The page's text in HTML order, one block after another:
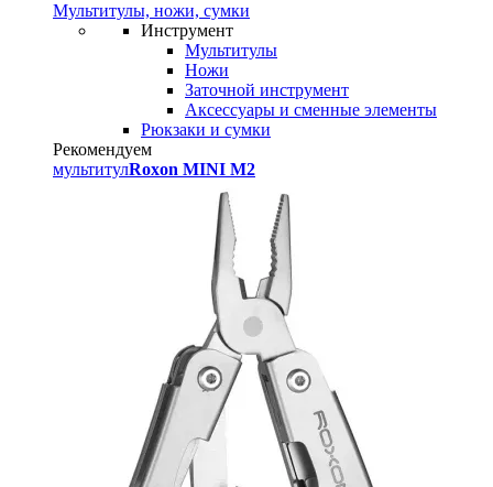
Мультитулы, ножи, сумки
Инструмент
Мультитулы
Ножи
Заточной инструмент
Аксессуары и сменные элементы
Рюкзаки и сумки
Рекомендуем
мультитулRoxon MINI M2